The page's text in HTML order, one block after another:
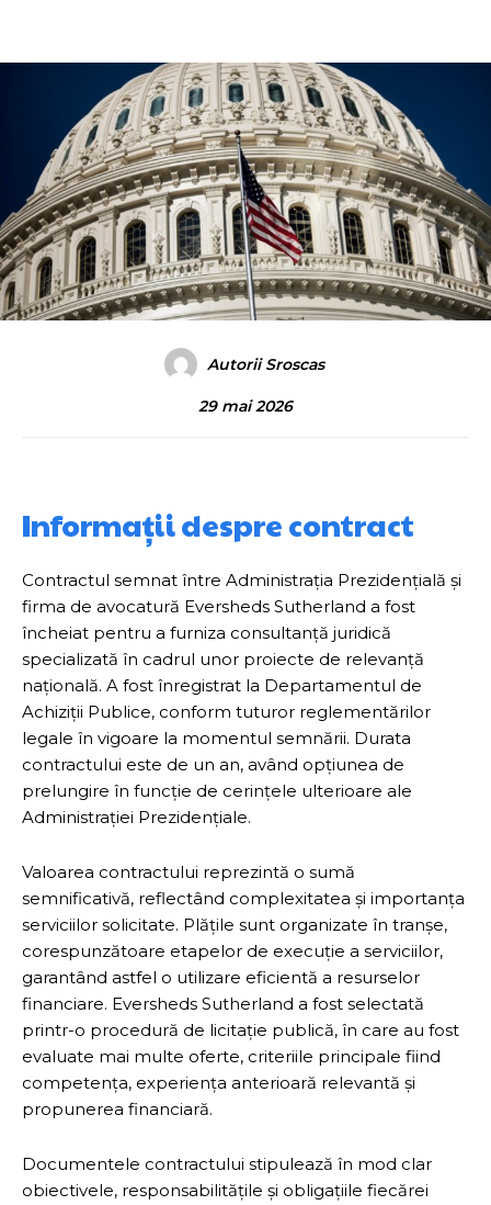
Autorii Sroscas
29 mai 2026
Informații despre contract
Contractul semnat între Administrația Prezidențială și
firma de avocatură Eversheds Sutherland a fost
încheiat pentru a furniza consultanță juridică
specializată în cadrul unor proiecte de relevanță
națională. A fost înregistrat la Departamentul de
Achiziții Publice, conform tuturor reglementărilor
legale în vigoare la momentul semnării. Durata
contractului este de un an, având opțiunea de
prelungire în funcție de cerințele ulterioare ale
Administrației Prezidențiale.
Valoarea contractului reprezintă o sumă
semnificativă, reflectând complexitatea și importanța
serviciilor solicitate. Plățile sunt organizate în tranșe,
corespunzătoare etapelor de execuție a serviciilor,
garantând astfel o utilizare eficientă a resurselor
financiare. Eversheds Sutherland a fost selectată
printr-o procedură de licitație publică, în care au fost
evaluate mai multe oferte, criteriile principale fiind
competența, experiența anterioară relevantă și
propunerea financiară.
Documentele contractului stipulează în mod clar
obiectivele, responsabilitățile și obligațiile fiecărei